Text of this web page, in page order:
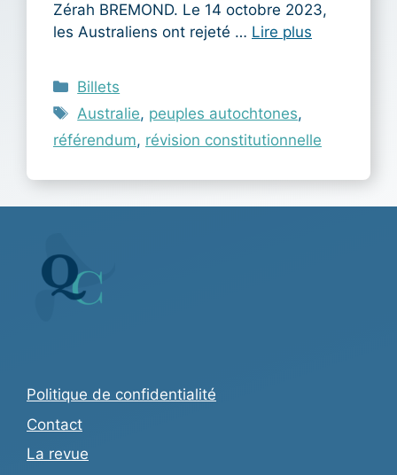
Zérah BREMOND. Le 14 octobre 2023,
les Australiens ont rejeté … Lire plus
Catégories
Billets
Étiquettes
Australie, peuples autochtones,
référendum, révision constitutionnelle
Politique de confidentialité
Contact
La revue